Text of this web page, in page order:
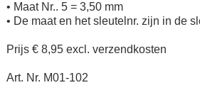
• Maat Nr.. 5 = 3,50 mm
• De maat en het sleutelnr. zijn in de
Prijs € 8,95 excl. verzendkosten
Art. Nr. M01-102